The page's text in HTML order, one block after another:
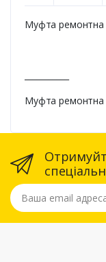
Муфта ремонтна
Муфта ремонтна
Ваша email адреса